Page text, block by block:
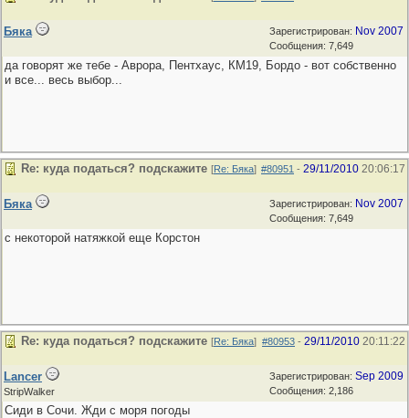
Зарегистрирован: Nov 2007
Сообщения: 7,649
Бяка
да говорят же тебе - Аврора, Пентхаус, КМ19, Бордо - вот собственно
и все... весь выбор...
#80951 - 29/11/2010 20:06:17
Re: куда податься? подскажите [Re: Бяка]
Зарегистрирован: Nov 2007
Сообщения: 7,649
Бяка
с некоторой натяжкой еще Корстон
#80953 - 29/11/2010 20:11:22
Re: куда податься? подскажите [Re: Бяка]
Зарегистрирован: Sep 2009
Сообщения: 2,186
Lancer
StripWalker
Сиди в Сочи. Жди с моря погоды